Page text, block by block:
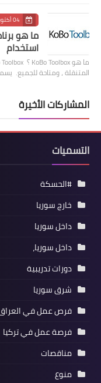
04 أكتوبر 2020
استخدام
المتنقلة ، ومتاحة للجميع.
المشاركات الأخيرة
التسميات
#الحسكة
خارج سوريا
داخل سوريا
داخل سوريا،
دورات تدريبية
شرق سوريا
فرص عمل في
فرصة عمل في تركيا
مناقصات
منوع